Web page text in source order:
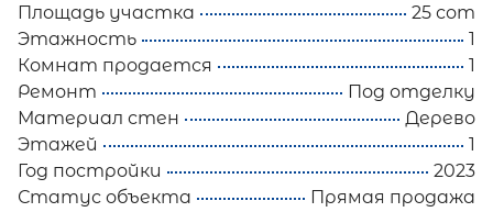
Площадь участка
25 сот
Этажность
1
Комнат продается
1
Ремонт
Под отделку
Материал стен
Дерево
Этажей
1
Год постройки
2023
Статус объекта
Прямая продажа